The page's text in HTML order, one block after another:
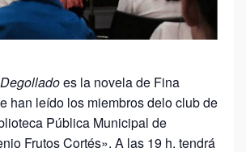
es la novela de Fina
han leído los miembros delo club de
Pública Municipal de
Frutos Cortés». A las 19 h. tendrá